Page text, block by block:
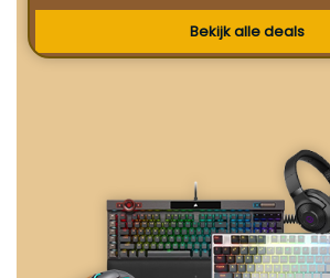
Bekijk alle deals